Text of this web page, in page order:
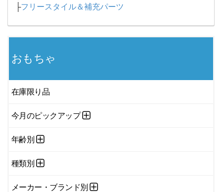
├フリースタイル＆補充パーツ
おもちゃ
在庫限り品
今月のピックアップ
年齢別
種類別
メーカー・ブランド別